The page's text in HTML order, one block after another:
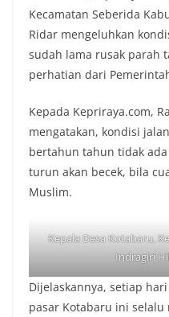
Kecamatan Seberida
Ridar mengeluhkan
sudah lama rusak parah
perhatian dari
Kepada Kepriraya.com,
mengatakan, kondisi
bertahun tahun tidak
turun akan becek, bila
Muslim.
Kepala Desa Kotabaru,
Indragiri
Dijelaskannya, setiap
pasar Kotabaru ini